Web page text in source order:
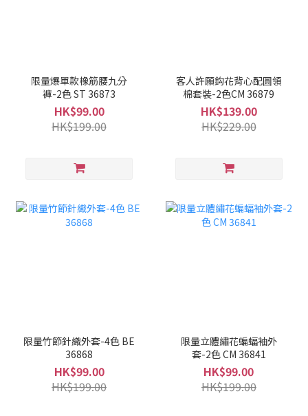
限量爆單款橡筋腰九分
褲-2色 ST 36873
HK$99.00
HK$199.00
客人許願鈎花背心配圓領
棉套裝-2色CM 36879
HK$139.00
HK$229.00
限量竹節針織外套-4色 BE
36868
HK$99.00
HK$199.00
限量立體繡花蝙蝠袖外
套-2色 CM 36841
HK$99.00
HK$199.00